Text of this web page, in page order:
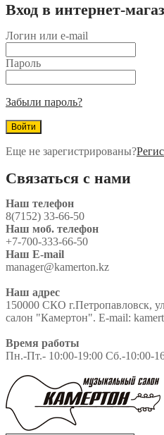
Вход в интернет-
Логин или e-mail
Пароль
Забыли пароль?
Еще не зарегистрированы?
Связаться с нами
Наш телефон
8(7152) 33-66-50
Наш моб. телефон
+7-700-333-66-50
Наш E-mail
manager@kamerton.kz
Наш адрес
150000 СКО г.Петропавловск,
салон "Камертон". E-mail:
Время работы
Пн.-Пт.- 10:00-19:00 Сб.-10:00-